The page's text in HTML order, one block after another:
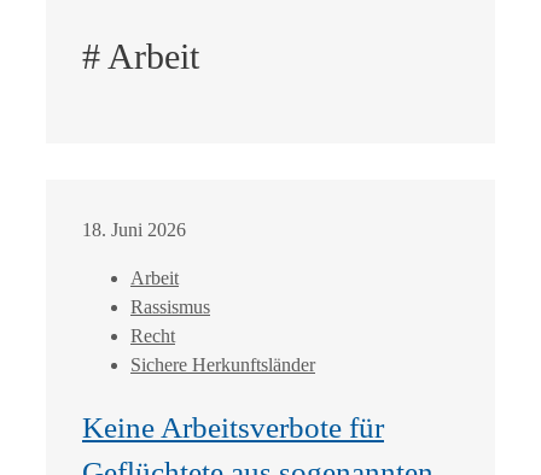
# Arbeit
18. Juni 2026
Arbeit
Rassismus
Recht
Sichere Herkunftsländer
Keine Arbeitsverbote für